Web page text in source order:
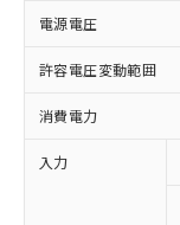
電源電圧
許容電圧変動範囲
消費電力
入力